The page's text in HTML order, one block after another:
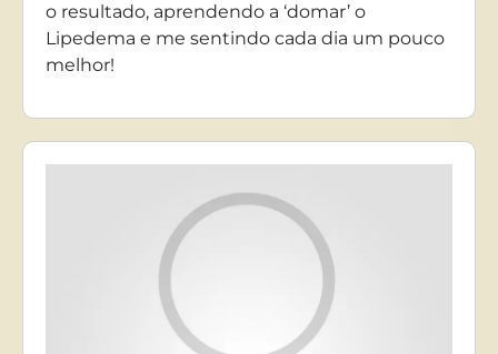
o resultado, aprendendo a ‘domar’ o
Lipedema e me sentindo cada dia um pouco
melhor!